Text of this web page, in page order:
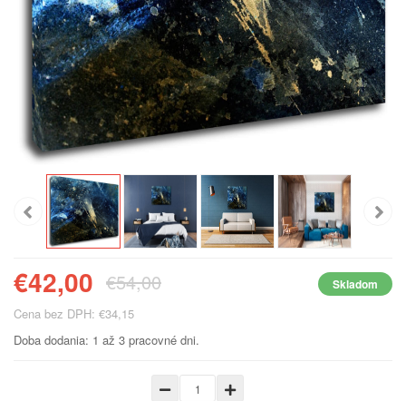
€42,00 €54,00 Skladom
Cena bez DPH: €34,15
Doba dodania: 1 až 3 pracovné dni.